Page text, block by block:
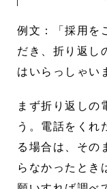
例文：「採用
だき、折り返
はいらっしゃい
まず折り返しの
う。電話をくれ
る場合は、その
らなかったとき